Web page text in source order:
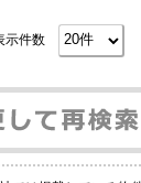
示件数